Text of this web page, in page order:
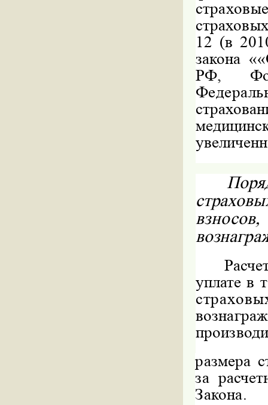
12 (в
закона
РФ,
уплате в
размера
за
Закона.